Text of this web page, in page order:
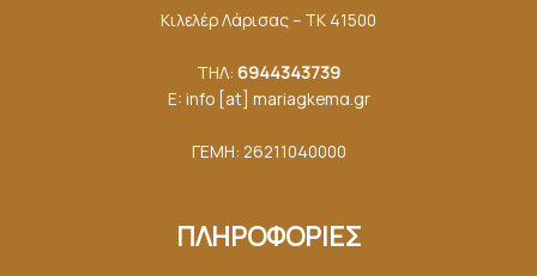
Κιλελέρ Λάρισας – ΤΚ 41500
ΤΗΛ: 6944343739
E: info [at] mariagkemα.gr
ΓΕΜΗ: 26211040000
ΠΛΗΡΟΦΟΡΙΕΣ